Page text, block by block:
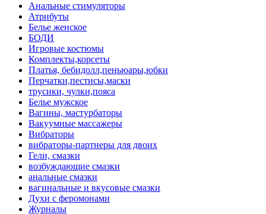
Анальные стимуляторы
Атрибуты
Белье женское
БОДИ
Игровые костюмы
Комплекты,корсеты
Платья, бебидолл,пеньюары,юбки
Перчатки,пестисы,маски
трусики, чулки,пояса
Белье мужское
Вагины, мастурбаторы
Вакуумные массажеры
Вибраторы
вибраторы-партнеры для двоих
Гели, смазки
возбуждающие смазки
анальные смазки
вагинальные и вкусовые смазки
Духи с феромонами
Журналы